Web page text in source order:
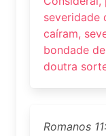
severidade
caíram,
bondade
doutra
Romanos